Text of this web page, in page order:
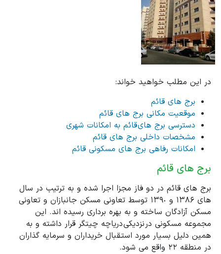
در این مطلب خواهید خواند:
برج های قائم
موقعیت مکانی برج های قائم
دسترسی برج های قائم به امکانات شهری
مشخصات داخلی برج های قائم
امکانات رفاهی برج های مسکونی قائم
برج های قائم
برج های قائم در دو فاز مجزا اجرا شده و به ترتیب در سال
های ١٣٨۶ و ١٣٩٠ توسط تعاونی مسکن جانبازان و تعاونی
مسکن آزادگان ساخته و به بهره برداری رسیده اند. این
مجموعه مسکونی در نزدیکی دریاچه چیتگر قرار داشته و به
همین دلیل بسیار مورد استقبال خریداران و سرمایه گذاران
در منطقه 22 واقع می شود.